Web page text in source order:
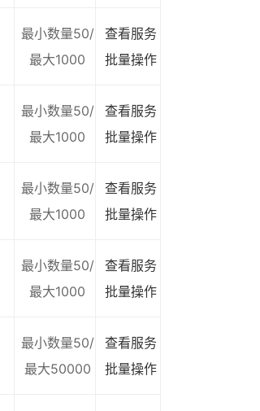
最小数量50/
最大1000
查看服务
批量操作
最小数量50/
最大1000
查看服务
批量操作
最小数量50/
最大1000
查看服务
批量操作
最小数量50/
最大1000
查看服务
批量操作
最小数量50/
最大50000
查看服务
批量操作